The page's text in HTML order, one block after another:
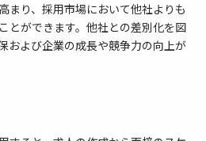
まり、採用市場において他社よりも
とができます。他社との差別化を図
および企業の成長や競争力の向上が